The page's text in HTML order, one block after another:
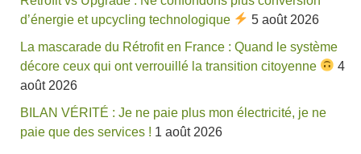
d’énergie et upcycling technologique
5 août 2026
La mascarade du Rétrofit en France : Quand le système
décore ceux qui ont verrouillé la transition citoyenne
4
août 2026
BILAN VÉRITÉ : Je ne paie plus mon électricité, je ne
paie que des services ! 1 août 2026